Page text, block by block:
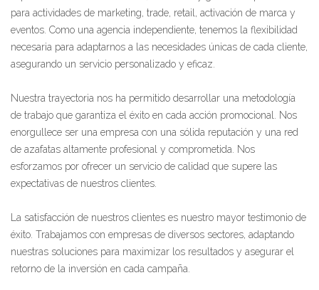
para actividades de marketing, trade, retail, activación de marca y
eventos. Como una agencia independiente, tenemos la flexibilidad
necesaria para adaptarnos a las necesidades únicas de cada cliente,
asegurando un servicio personalizado y eficaz.
Nuestra trayectoria nos ha permitido desarrollar una metodología
de trabajo que garantiza el éxito en cada acción promocional. Nos
enorgullece ser una empresa con una sólida reputación y una red
de azafatas altamente profesional y comprometida. Nos
esforzamos por ofrecer un servicio de calidad que supere las
expectativas de nuestros clientes.
La satisfacción de nuestros clientes es nuestro mayor testimonio de
éxito. Trabajamos con empresas de diversos sectores, adaptando
nuestras soluciones para maximizar los resultados y asegurar el
retorno de la inversión en cada campaña.